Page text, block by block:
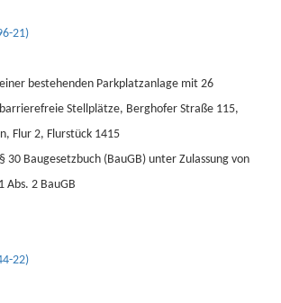
21)
bestehenden Parkplatzanlage mit 26
Stellplätze, Berghofer Straße 115,
Flur 2, Flurstück 1415
30 Baugesetzbuch (BauGB) unter Zulassung von
Abs. 2 BauGB
22)